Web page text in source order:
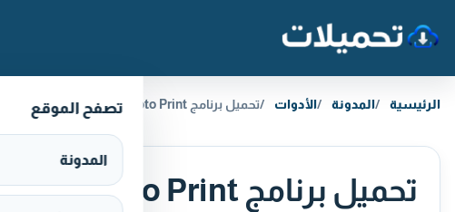
تصفح الموقع
المدونة
الرئيسية المدونة الأدوات تحميل برنامج Easy Photo Print الخاص بطابعات إبسون
تحميل برنامج Easy Photo Print الخاص بطابعات إبسون